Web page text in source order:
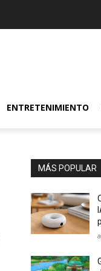
ENTRETENIMIENTO
MÁS POPULAR